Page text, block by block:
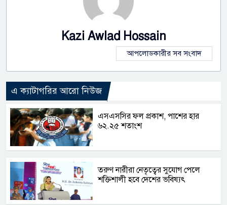
Kazi Awlad Hossain
আপলোডকারীর সব সংবাদ
এ ক্যাটাগরির আরো নিউজ
এসএসসির ফল প্রকাশ, পাশের হার
৬২.২৫ শতাংশ
তরুণ নারীরা নেতৃত্বের সুযোগ পেলে
শক্তিশালী হবে দেশের ভবিষ্যৎ